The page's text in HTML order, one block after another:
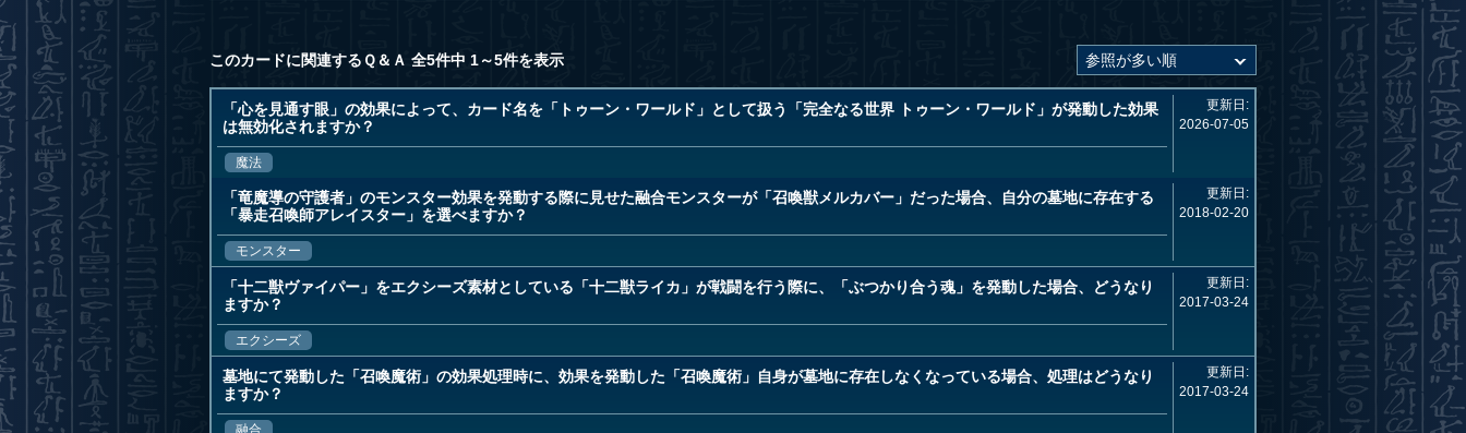
このカードに関連するＱ＆Ａ 全5件中 1～5件を表示
「心を見通す眼」の効果によって、カード名を「トゥーン・ワールド」として扱う「完全なる世界 トゥーン・ワールド」が発動した効果
は無効化されますか？
魔法
更新日:
2026-07-05
「竜魔導の守護者」のモンスター効果を発動する際に見せた融合モンスターが「召喚獣メルカバー」だった場合、自分の墓地に存在する
「暴走召喚師アレイスター」を選べますか？
モンスター
更新日:
2018-02-20
「十二獣ヴァイパー」をエクシーズ素材としている「十二獣ライカ」が戦闘を行う際に、「ぶつかり合う魂」を発動した場合、どうなり
ますか？
エクシーズ
更新日:
2017-03-24
墓地にて発動した「召喚魔術」の効果処理時に、効果を発動した「召喚魔術」自身が墓地に存在しなくなっている場合、処理はどうなり
ますか？
融合
更新日:
2017-03-24